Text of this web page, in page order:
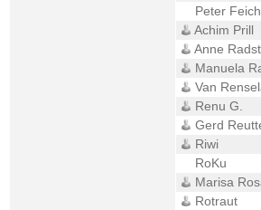
Peter
Achim Prill
Anne
Manuela
Van
Renu G.
Gerd
Riwi
RoKu
Marisa
Rotraut